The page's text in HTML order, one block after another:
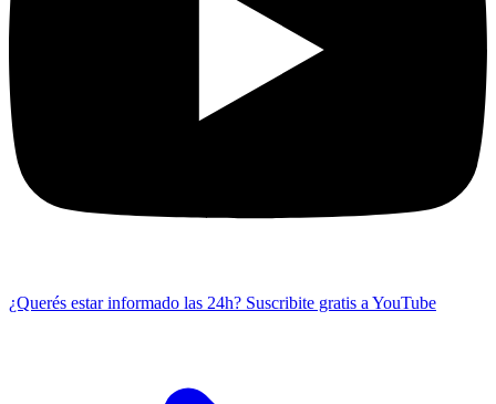
¿Querés estar informado las 24h? Suscribite gratis a YouTube